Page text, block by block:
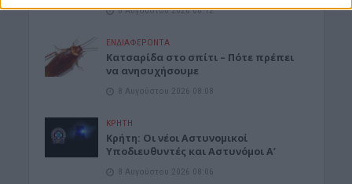
8 Αυγούστου 2026 08:12
ΕΝΔΙΑΦΕΡΟΝΤΑ
Κατσαρίδα στο σπίτι – Πότε πρέπει
να ανησυχήσουμε
8 Αυγούστου 2026 08:08
ΚΡΗΤΗ
Κρήτη: Οι νέοι Αστυνομικοί
Υποδιευθυντές και Αστυνόμοι Α’
8 Αυγούστου 2026 08:06